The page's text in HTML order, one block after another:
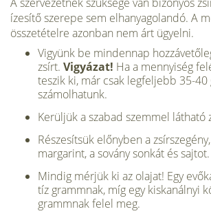
A szervezetnek szüksége van bizonyos
ízesítő szerepe sem elhanyagolandó. A
összetételre azonban nem árt ügyelni.
Vigyünk be mindennap
zsírt. Vigyázat! Ha a mennyiség
teszik ki, már csak legfeljebb 35-40
számolhatunk.
Kerüljük a szabad szemmel látható
Részesítsük előnyben a
margarint, a sovány sonkát és sajtot.
Mindig mérjük ki az olajat! Egy
tíz grammnak, míg egy kiskanálnyi
grammnak felel meg.